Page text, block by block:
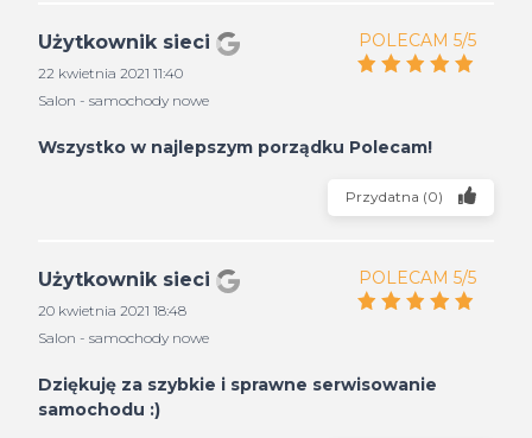
Użytkownik sieci
22 kwietnia 2021 11:40
Salon - samochody nowe
POLECAM 5/5
Wszystko w najlepszym porządku Polecam!
Przydatna (0)
Użytkownik sieci
20 kwietnia 2021 18:48
Salon - samochody nowe
POLECAM 5/5
Dziękuję za szybkie i sprawne serwisowanie
samochodu :)